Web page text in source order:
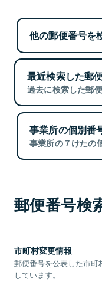
他の郵便番号を
最近検索した郵
過去に検索した郵
事業所の個別番
事業所の７けたの
郵便番号検
市町村変更情報
郵便番号を公表した市
しています。